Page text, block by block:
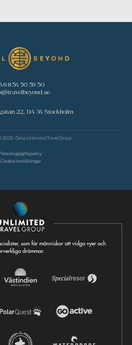
8 54 50 59 50
22, 114 34 Stockholm
2026 - Del avUnlimited Travel Group
Cookie-inställningar
som får människor att vidga vyer och
drömmar.